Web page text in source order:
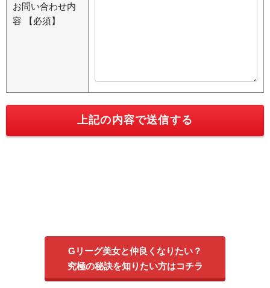
お問い合わせ内
容
【必須】
Gリーグ美女と仲良くなりたい？
究極の秘訣を知りたい方はコチラ